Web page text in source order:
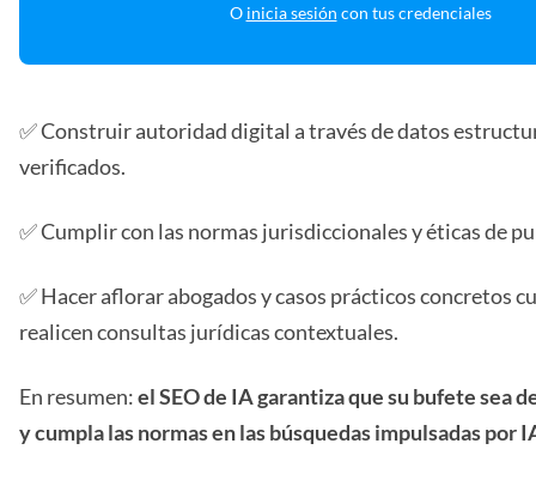
O inicia sesión con tus credenciales
✅ Construir autoridad digital a través de datos
verificados.
✅ Cumplir con las normas jurisdiccionales y éticas de
✅ Hacer aflorar abogados y casos prácticos concretos
realicen consultas jurídicas contextuales.
En resumen:el SEO de IA garantiza que su bufete sea
y cumpla las normas en las búsquedas impulsadas por